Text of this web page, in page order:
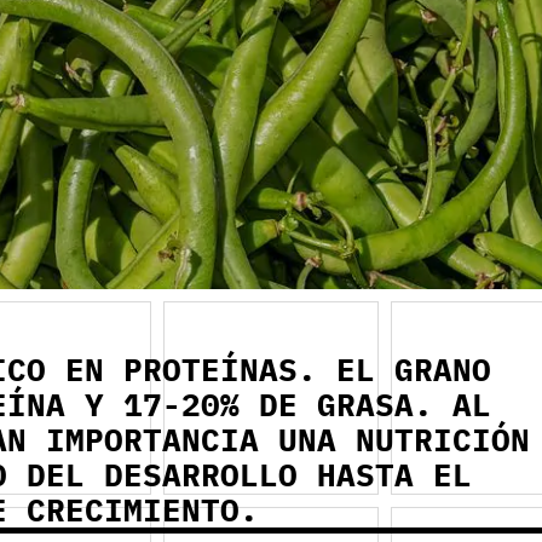
Más
información
sobre el
producto
Más
información
sobre el
producto
EN PROTEÍNAS. EL GRANO
Y 17-20% DE GRASA. AL
IMPORTANCIA UNA NUTRICIÓN
DEL DESARROLLO HASTA EL
CRECIMIENTO.